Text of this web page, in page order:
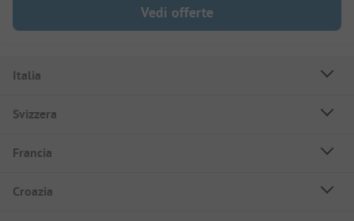
Vedi offerte
Italia
Svizzera
Francia
Croazia